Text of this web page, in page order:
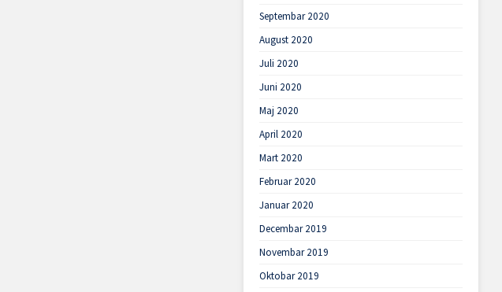
Septembar 2020
August 2020
Juli 2020
Juni 2020
Maj 2020
April 2020
Mart 2020
Februar 2020
Januar 2020
Decembar 2019
Novembar 2019
Oktobar 2019